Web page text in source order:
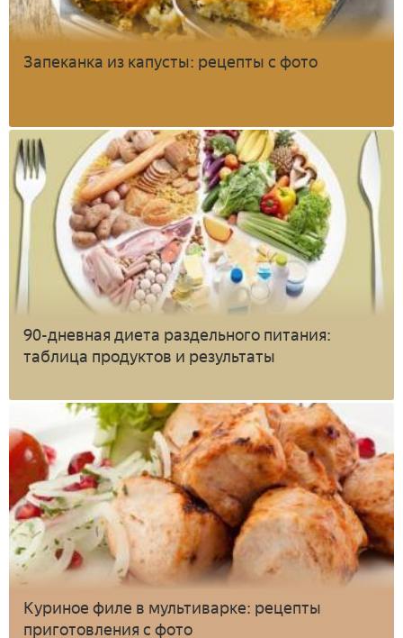
Запеканка из капусты: рецепты с фото
90-дневная диета раздельного питания:
таблица продуктов и результаты
Куриное филе в мультиварке: рецепты
приготовления с фото